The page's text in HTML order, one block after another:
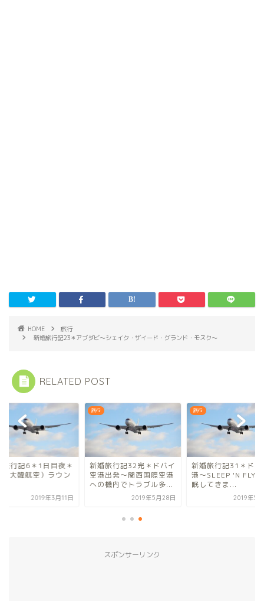
HOME
旅行
新婚旅行記23＊アブダビ〜シェイク・ザイード・グランド・モスク〜
RELATED POST
旅行記6＊1日目夜＊
大韓航空）ラウン
2019年3月11日
旅行
新婚旅行記32完＊ドバイ
空港出発～関西国際空港
への機内でトラブル多...
2019年5月28日
旅行
新婚旅行記31＊ドバ
港～SLEEP 'N FLY
眠してきま...
2019年5
スポンサーリンク